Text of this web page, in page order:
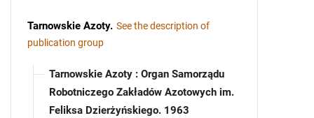
Tarnowskie Azoty. See the description of
publication group
Tarnowskie Azoty : Organ Samorządu
Robotniczego Zakładów Azotowych im.
Feliksa Dzierżyńskiego. 1963